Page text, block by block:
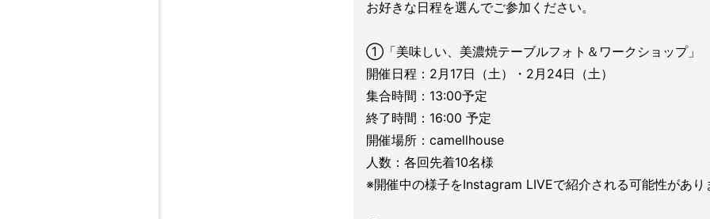
お好きな日程を選んでご参加ください。
①「美味しい、美濃焼テーブルフォト＆ワークショップ」
開催日程：2月17日（土）・2月24日（土）
集合時間：13:00予定
終了時間：16:00 予定
開催場所：camellhouse
人数：各回先着10名様
※開催中の様子をInstagram LIVEで紹介される可能性があり